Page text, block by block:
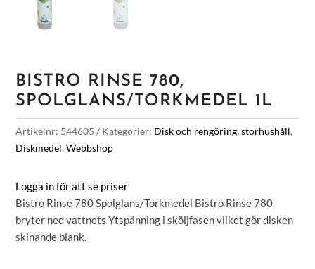
BISTRO RINSE 780,
SPOLGLANS/TORKMEDEL 1L
Artikelnr: 544605 Kategorier: Disk och rengöring, storhushåll,
Diskmedel,Webbshop
Logga in för att se priser
Bistro Rinse 780 Spolglans/Torkmedel Bistro Rinse 780
bryter ned vattnets Ytspänning i sköljfasen vilket gör disken
skinande blank.